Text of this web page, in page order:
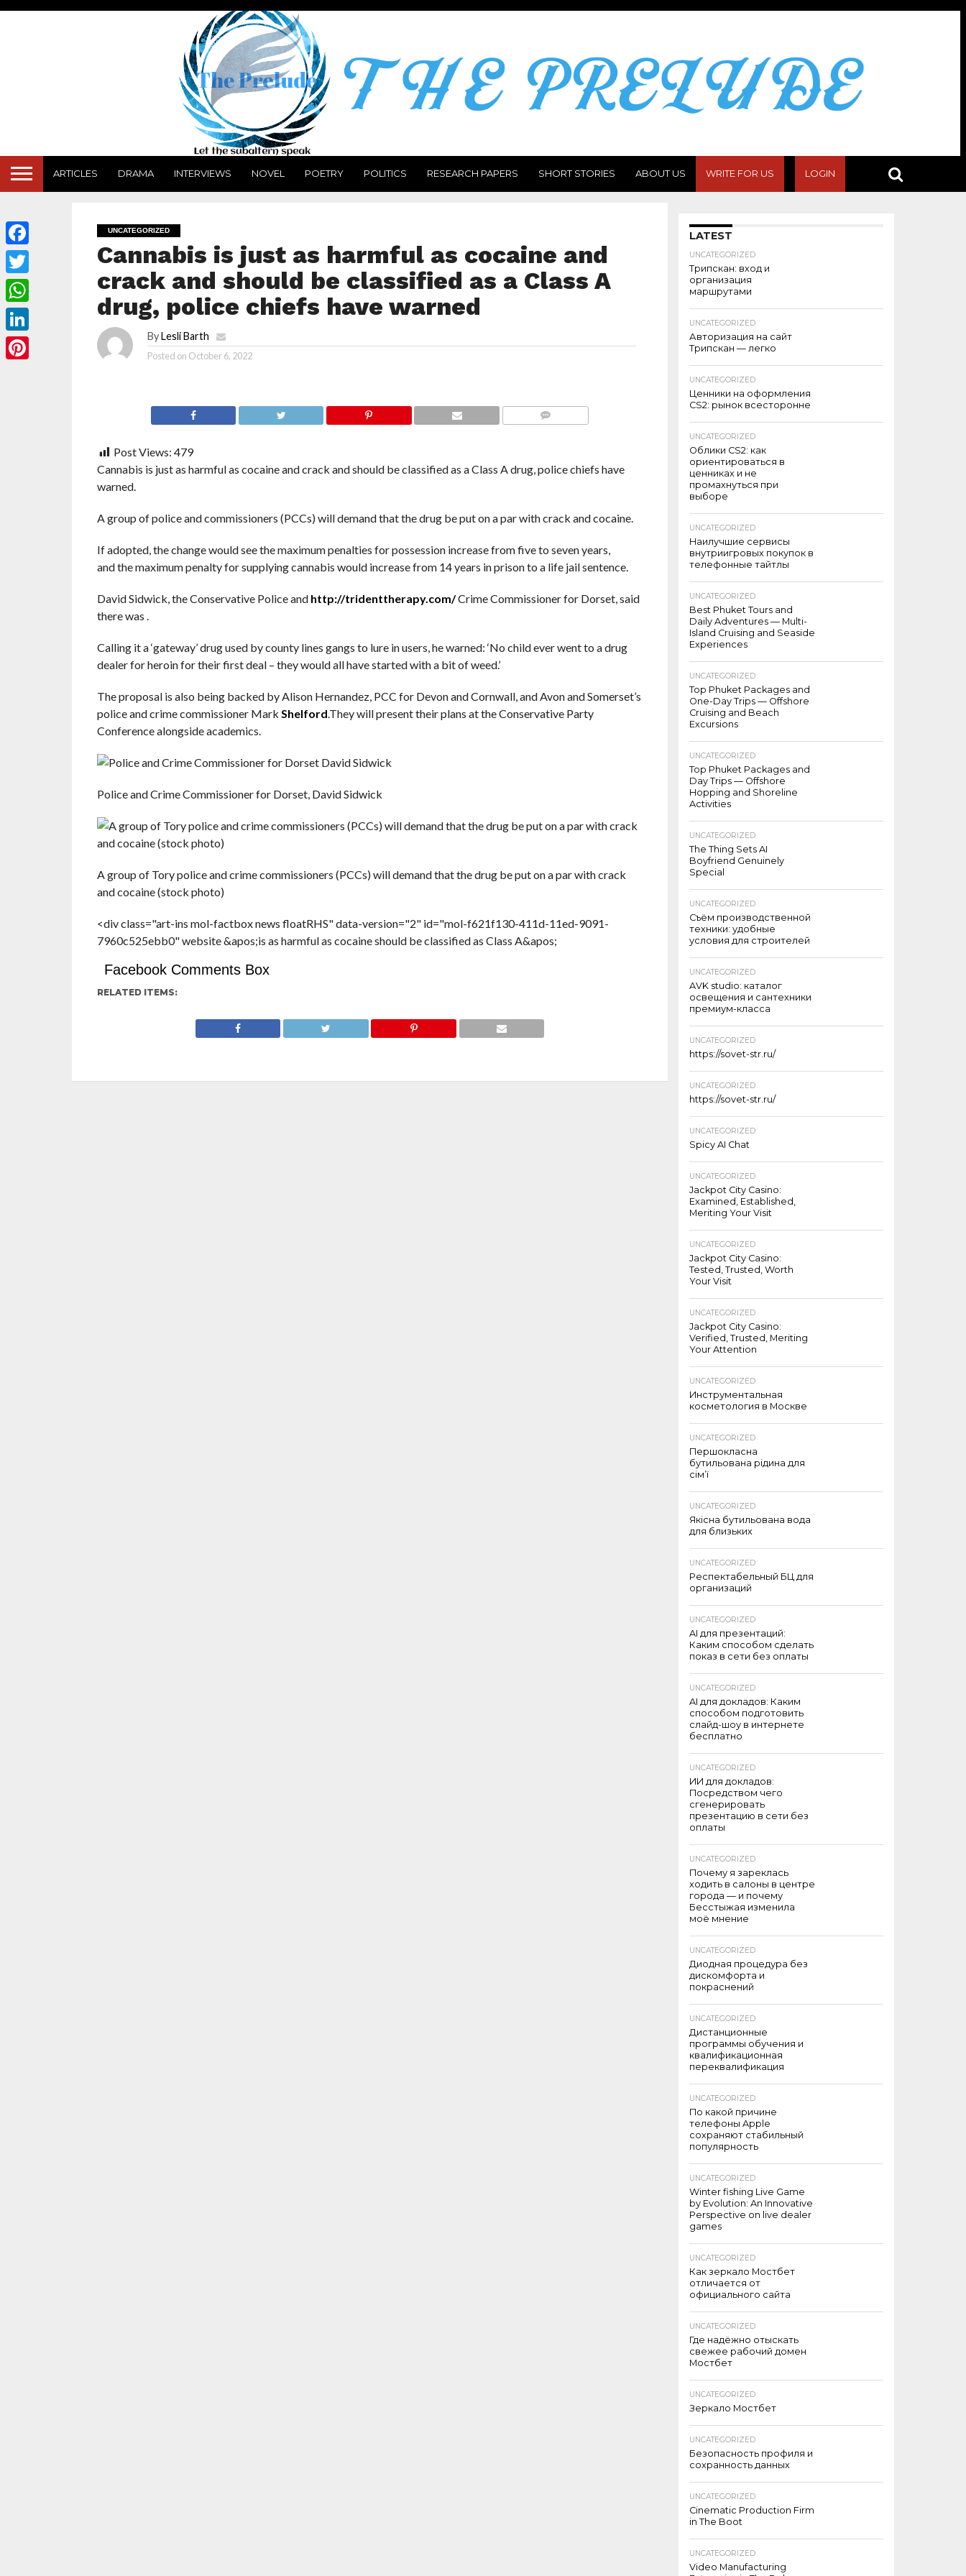
ARTICLES DRAMA INTERVIEWS NOVEL POETRY POLITICS RESEARCH PAPERS SHORT STORIES ABOUT US WRITE FOR US LOGIN
UNCATEGORIZED
Cannabis is just as harmful as cocaine and
crack and should be classified as a Class A
drug, police chiefs have warned
ByLesli Barth
Posted on October 6, 2022
Post Views: 479
Cannabis is just as harmful as cocaine and crack and should be classified as a Class A drug, police chiefs have
warned.
A group of police and commissioners (PCCs) will demand that the drug be put on a par with crack and cocaine.
If adopted, the change would see the maximum penalties for possession increase from five to seven years,
andthe maximum penalty for supplying cannabis would increase from 14 years in prison to a life jail sentence.
David Sidwick, the Conservative Police and http://tridenttherapy.com/Crime Commissioner for Dorset, said
there was
Calling it a ‘gateway’ drug used by county lines gangs to lure in users, he warned: ‘No child ever went to a drug
dealer for heroin for their first deal – they would all have started with a bit of weed.’
The proposal is also being backed by Alison Hernandez, PCC for Devon and Cornwall, and Avon and Somerset’s
police and crime commissioner Mark Shelford .They will present their plans at the Conservative Party
Conference alongside academics.
Police and Crime Commissioner for Dorset, David Sidwick
A group of Tory police and crime commissioners (PCCs) will demand that the drug be put on a par with crack
and cocaine (stock photo)
<div class="art-ins mol-factbox news floatRHS" data-version="2" id="mol-f621f130-411d-11ed-9091-
7960c525ebb0" website &apos;is as harmful as cocaine should be classified as Class A&apos;
Facebook Comments Box
RELATED ITEMS:
LATEST
UNCATEGORIZED
Трипскан: вход и
организация
маршрутами
UNCATEGORIZED
Авторизация на сайт
Трипскан — легко
UNCATEGORIZED
Ценники на оформления
CS2: рынок всесторонне
UNCATEGORIZED
Облики CS2: как
ориентироваться в
ценниках и не
промахнуться при
выборе
UNCATEGORIZED
Наилучшие сервисы
внутриигровых покупок в
телефонные тайтлы
UNCATEGORIZED
Best Phuket Tours and
Daily Adventures — Multi-
Island Cruising and Seaside
Experiences
UNCATEGORIZED
Top Phuket Packages and
One-Day Trips — Offshore
Cruising and Beach
Excursions
UNCATEGORIZED
Top Phuket Packages and
Day Trips — Offshore
Hopping and Shoreline
Activities
UNCATEGORIZED
The Thing Sets AI
Boyfriend Genuinely
Special
UNCATEGORIZED
Съём производственной
техники: удобные
условия для строителей
UNCATEGORIZED
AVK studio: каталог
освещения и сантехники
премиум-класса
UNCATEGORIZED
https://sovet-str.ru/
UNCATEGORIZED
https://sovet-str.ru/
UNCATEGORIZED
Spicy AI Chat
UNCATEGORIZED
Jackpot City Casino:
Examined, Established,
Meriting Your Visit
UNCATEGORIZED
Jackpot City Casino:
Tested, Trusted, Worth
Your Visit
UNCATEGORIZED
Jackpot City Casino:
Verified, Trusted, Meriting
Your Attention
UNCATEGORIZED
Инструментальная
косметология в Москве
UNCATEGORIZED
Першокласна
бутильована рідина для
сім’ї
UNCATEGORIZED
Якісна бутильована вода
для близьких
UNCATEGORIZED
Респектабельный БЦ для
организаций
UNCATEGORIZED
AI для презентаций:
Каким способом сделать
показ в сети без оплаты
UNCATEGORIZED
AI для докладов: Каким
способом подготовить
слайд-шоу в интернете
бесплатно
UNCATEGORIZED
ИИ для докладов:
Посредством чего
сгенерировать
презентацию в сети без
оплаты
UNCATEGORIZED
Почему я зареклась
ходить в салоны в центре
города — и почему
Бесстыжая изменила
моё мнение
UNCATEGORIZED
Диодная процедура без
дискомфорта и
покраснений
UNCATEGORIZED
Дистанционные
программы обучения и
квалификационная
переквалификация
UNCATEGORIZED
По какой причине
телефоны Apple
сохраняют стабильный
популярность
UNCATEGORIZED
Winter fishing Live Game
by Evolution: An Innovative
Perspective on live dealer
games
UNCATEGORIZED
Как зеркало Мостбет
отличается от
официального сайта
UNCATEGORIZED
Где надёжно отыскать
свежее рабочий домен
Мостбет
UNCATEGORIZED
Зеркало Мостбет
UNCATEGORIZED
Безопасность профиля и
сохранность данных
UNCATEGORIZED
Cinematic Production Firm
in The Boot
UNCATEGORIZED
Video Manufacturing
Facebook
Twitter
WhatsApp
LinkedIn